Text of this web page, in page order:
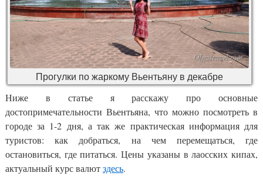
Прогулки по жаркому Вьентьяну в декабре
Ниже в статье я расскажу про основные
достопримечательности Вьентьяна, что можно посмотреть в
городе за 1-2 дня, а так же практическая информация для
туристов: как добраться, на чем перемещаться, где
остановиться, где питаться. Цены указаны в лаосских кипах,
актуальный курс валютздесь.